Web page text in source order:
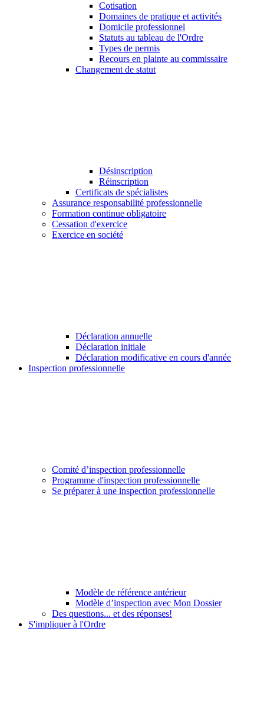
Cotisation
Domaines de pratique et activités
Domicile professionnel
Statuts au tableau de l'Ordre
Types de permis
Recours en plainte au commissaire
Changement de statut
Désinscription
Réinscription
Certificats de spécialistes
Assurance responsabilité professionnelle
Formation continue obligatoire
Cessation d'exercice
Exercice en société
Déclaration annuelle
Déclaration initiale
Déclaration modificative en cours d'année
Inspection professionnelle
Comité d’inspection professionnelle
Programme d'inspection professionnelle
Se préparer à une inspection professionnelle
Modèle de référence antérieur
Modèle d’inspection avec Mon Dossier
Des questions... et des réponses!
S'impliquer à l'Ordre